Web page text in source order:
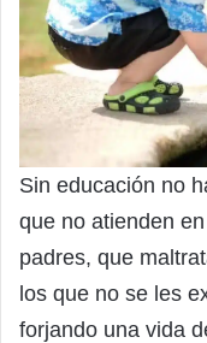
Sin educación no
que no atienden
padres, que
los que no se les
forjando una vida